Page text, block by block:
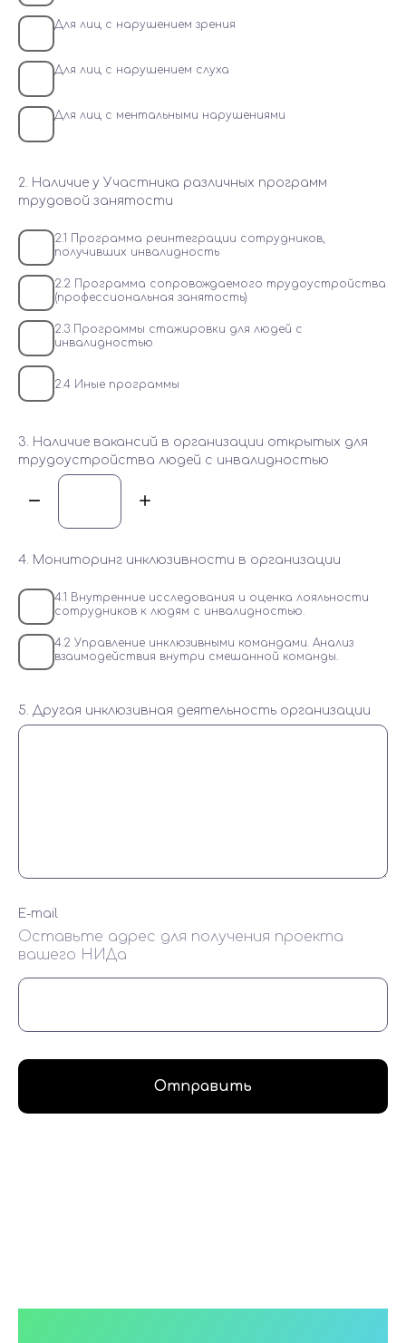
Для лиц с нарушением зрения
Для лиц с нарушением слуха
Для лиц с ментальными нарушениями
2. Наличие у Участника различных программ
трудовой занятости
2.1 Программа реинтеграции сотрудников,
получивших инвалидность
2.2 Программа сопровождаемого трудоустройства
(профессиональная занятость)
2.3 Программы стажировки для людей с
инвалидностью
2.4 Иные программы
3. Наличие вакансий в организации открытых для
трудоустройства людей с инвалидностью
4. Мониторинг инклюзивности в организации
4.1 Внутренние исследования и оценка лояльности
сотрудников к людям с инвалидностью.
4.2 Управление инклюзивными командами. Анализ
взаимодействия внутри смешанной команды.
5. Другая инклюзивная деятельность организации
E-mail
Оставьте адрес для получения проекта
вашего НИДа
Отправить